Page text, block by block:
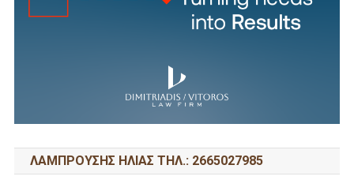
ΛΑΜΠΡΟΥΣΗΣ ΗΛΙΑΣ ΤΗΛ.: 2665027985